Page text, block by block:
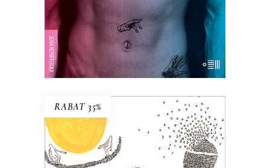
E-BOOK DO KOSZYKA
KSIĄŻKA DO KOSZYKA
RABAT 35%
PODRÓŻOWANIE Z
BENIAMINEM